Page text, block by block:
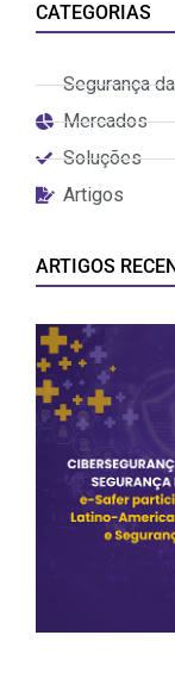
CATEGORIAS
Segurança
Mercados
Soluções
Artigos
ARTIGOS